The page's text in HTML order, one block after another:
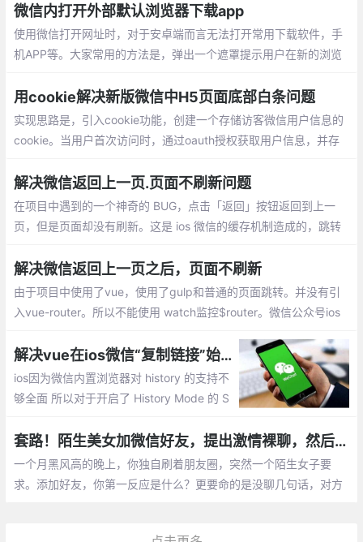
1，页面重定向了，第二次跟第一次就差这个参数connect_redirect
=1
微信内打开外部默认浏览器下载app
使用微信打开网址时，对于安卓端而言无法打开常用下载软件，手
机APP等。大家常用的方法是，弹出一个遮罩提示用户在新的浏览
中推广助手，用户在微信中点击的话
用cookie解决新版微信中H5页面底部白条问题
实现思路是，引入cookie功能，创建一个存储访客微信用户信息的
cookie。当用户首次访问时，通过oauth授权获取用户信息，并存
用户信息，这样就不会触发二次授权。
解决微信返回上一页.页面不刷新问题
在项目中遇到的一个神奇的 BUG，点击「返回」按钮返回到上一
页，但是页面却没有刷新。这是 ios 微信的缓存机制造成的，跳转
解决微信返回上一页之后，页面不刷新
由于项目中使用了vue，使用了gulp和普通的页面跳转。并没有引
入vue-router。所以不能使用 watch监控$router。微信公众号ios
调用。所以项目中执行隐藏分享qq，空间。等功能不被再次执行。
解决vue在ios微信“复制链接”始终为初始地址的问题
ios因为微信内置浏览器对 history 的支持不
够全面 所以对于开启了 History Mode 的 S
都刷新一次，判断环境为iOS的微信环境时
候，使用重定向跳转的方式
套路！陌生美女加微信好友，提出激情裸聊，然后……
一个月黑风高的晚上，你独自刷着朋友圈，突然一个陌生女子要
求。添加好友，你第一反应是什么？更要命的是没聊几句话，对方